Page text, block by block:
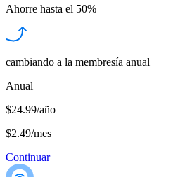
Ahorre hasta el 50%
cambiando a la membresía anual
Anual
$24.99/año
$2.49/mes
Continuar